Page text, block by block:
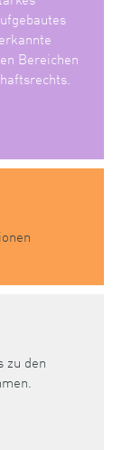
Bereichen
zu den